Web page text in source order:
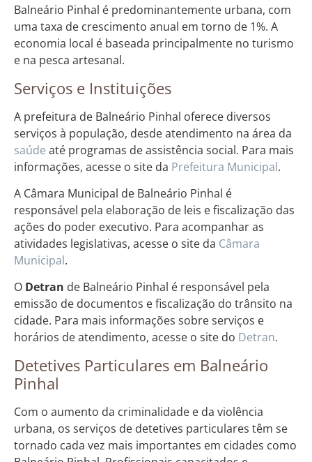
Balneário Pinhal é predominantemente urbana, com
uma taxa de crescimento anual em torno de 1%. A
economia local é baseada principalmente no turismo
e na pesca artesanal.
Serviços e Instituições
A prefeitura de Balneário Pinhal oferece diversos
serviços à população, desde atendimento na área da
saúde até programas de assistência social. Para mais
informações, acesse o site da Prefeitura Municipal.
A Câmara Municipal de Balneário Pinhal é
responsável pela elaboração de leis e fiscalização das
ações do poder executivo. Para acompanhar as
atividades legislativas, acesse o site da Câmara
Municipal.
O Detran de Balneário Pinhal é responsável pela
emissão de documentos e fiscalização do trânsito na
cidade. Para mais informações sobre serviços e
horários de atendimento, acesse o site do Detran.
Detetives Particulares em Balneário
Pinhal
Com o aumento da criminalidade e da violência
urbana, os serviços de detetives particulares têm se
tornado cada vez mais importantes em cidades como